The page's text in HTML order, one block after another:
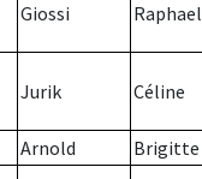
Giossi Raphael
Jurik Céline
Arnold
Brigitte